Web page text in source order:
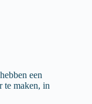
een
te maken, in